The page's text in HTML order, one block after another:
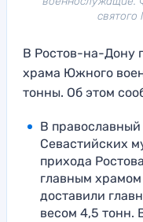
святого
В Ростов-на-Дону
храма Южного
тонны. Об этом
В православный
Севастийских
прихода
главным
доставили
весом 4,5 тонн.